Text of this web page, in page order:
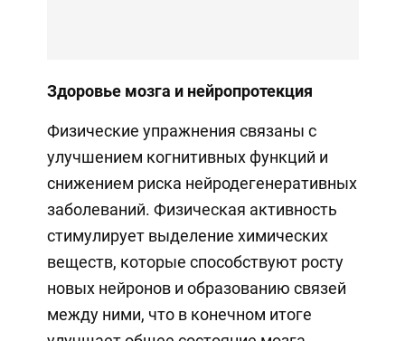
Здоровье мозга и нейропротекция
Физические упражнения связаны с
улучшением когнитивных функций и
снижением риска нейродегенеративных
заболеваний. Физическая активность
стимулирует выделение химических
веществ, которые способствуют росту
новых нейронов и образованию связей
между ними, что в конечном итоге